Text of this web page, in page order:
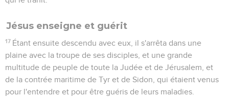
Jésus enseigne et guérit
17 Étant ensuite descendu avec eux, il s'arrêta dans une
plaine avec la troupe de ses disciples, et une grande
multitude de peuple de toute la Judée et de Jérusalem, et
de la contrée maritime de Tyr et de Sidon, qui étaient venus
pour l'entendre et pour être guéris de leurs maladies.